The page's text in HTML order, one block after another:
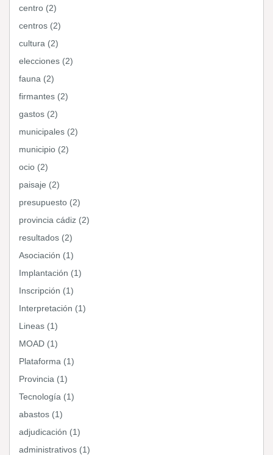
centro (2)
centros (2)
cultura (2)
elecciones (2)
fauna (2)
firmantes (2)
gastos (2)
municipales (2)
municipio (2)
ocio (2)
paisaje (2)
presupuesto (2)
provincia cádiz (2)
resultados (2)
Asociación (1)
Implantación (1)
Inscripción (1)
Interpretación (1)
Lineas (1)
MOAD (1)
Plataforma (1)
Provincia (1)
Tecnología (1)
abastos (1)
adjudicación (1)
administrativos (1)